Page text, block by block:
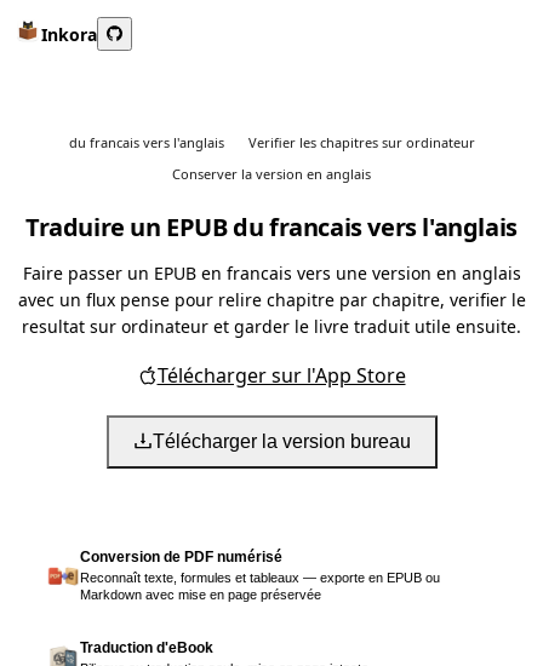
Inkora
du francais vers l'anglais
Verifier les chapitres sur ordinateur
Conserver la version en anglais
Traduire un EPUB du francais vers l'anglais
Faire passer un EPUB en francais vers une version en anglais
avec un flux pense pour relire chapitre par chapitre, verifier le
resultat sur ordinateur et garder le livre traduit utile ensuite.
Télécharger sur l'App Store
Télécharger la version bureau
Conversion de PDF numérisé
Reconnaît texte, formules et tableaux — exporte en EPUB ou
Markdown avec mise en page préservée
Traduction d'eBook